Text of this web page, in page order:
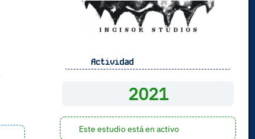
Actividad
2021
Este estudio está en activo